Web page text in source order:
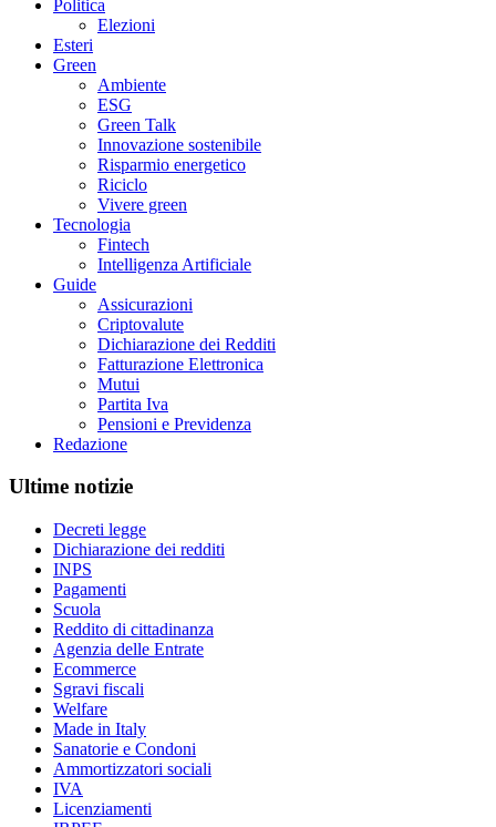
Politica
Elezioni
Esteri
Green
Ambiente
ESG
Green Talk
Innovazione sostenibile
Risparmio energetico
Riciclo
Vivere green
Tecnologia
Fintech
Intelligenza Artificiale
Guide
Assicurazioni
Criptovalute
Dichiarazione dei Redditi
Fatturazione Elettronica
Mutui
Partita Iva
Pensioni e Previdenza
Redazione
Ultime notizie
Decreti legge
Dichiarazione dei redditi
INPS
Pagamenti
Scuola
Reddito di cittadinanza
Agenzia delle Entrate
Ecommerce
Sgravi fiscali
Welfare
Made in Italy
Sanatorie e Condoni
Ammortizzatori sociali
IVA
Licenziamenti